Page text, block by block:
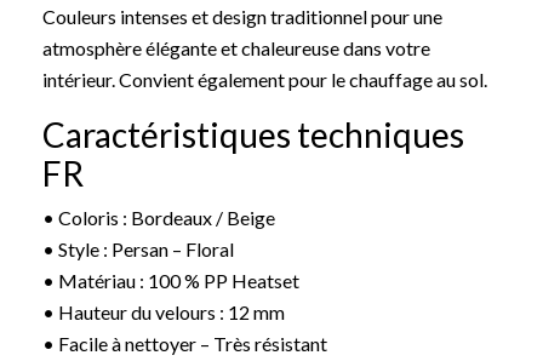
Couleurs intenses et design traditionnel pour une
atmosphère élégante et chaleureuse dans votre
intérieur. Convient également pour le chauffage au sol.
Caractéristiques techniques
FR
• Coloris : Bordeaux / Beige
• Style : Persan – Floral
• Matériau : 100 % PP Heatset
• Hauteur du velours : 12 mm
• Facile à nettoyer – Très résistant